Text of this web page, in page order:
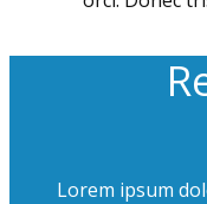
Lorem ipsum